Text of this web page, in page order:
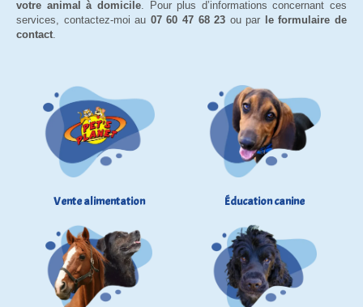
votre animal à domicile. Pour plus d’informations concernant ces
services, contactez-moi au 07 60 47 68 23 ou par
le formulaire de
contact
Vente alimentation Éducation canine